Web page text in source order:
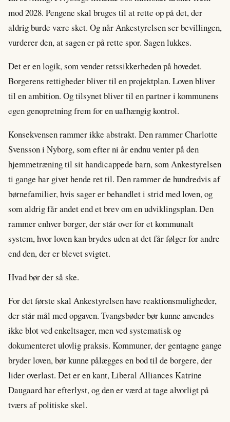
mod 2028. Pengene skal bruges til at rette op på det, der
aldrig burde være sket. Og når Ankestyrelsen ser bevillingen,
vurderer den, at sagen er på rette spor. Sagen lukkes.
Det er en logik, som vender retssikkerheden på hovedet.
Borgerens rettigheder bliver til en projektplan. Loven bliver
til en ambition. Og tilsynet bliver til en partner i kommunens
egen genopretning frem for en uafhængig kontrol.
Konsekvensen rammer ikke abstrakt. Den rammer Charlotte
Svensson i Nyborg, som efter ni år endnu venter på den
hjemmetræning til sit handicappede barn, som Ankestyrelsen
ti gange har givet hende ret til. Den rammer de hundredvis af
børnefamilier, hvis sager er behandlet i strid med loven, og
som aldrig får andet end et brev om en udviklingsplan. Den
rammer enhver borger, der står over for et kommunalt
system, hvor loven kan brydes uden at det får følger for andre
end den, der er blevet svigtet.
Hvad bør der så ske.
For det første skal Ankestyrelsen have reaktionsmuligheder,
der står mål med opgaven. Tvangsbøder bør kunne anvendes
ikke blot ved enkeltsager, men ved systematisk og
dokumenteret ulovlig praksis. Kommuner, der gentagne gange
bryder loven, bør kunne pålægges en bod til de borgere, der
lider overlast. Det er en kant, Liberal Alliances Katrine
Daugaard har efterlyst, og den er værd at tage alvorligt på
tværs af politiske skel.